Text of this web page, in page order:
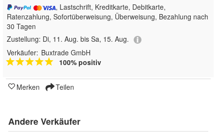
, Lastschrift, Kreditkarte, Debitkarte,
Ratenzahlung, Sofortüberweisung, Überweisung, Bezahlung nach
30 Tagen
Zustellung: Di, 11. Aug. bis Sa, 15. Aug.
Verkäufer: Buxtrade GmbH
100% positiv
Merken Teilen
Andere Verkäufer